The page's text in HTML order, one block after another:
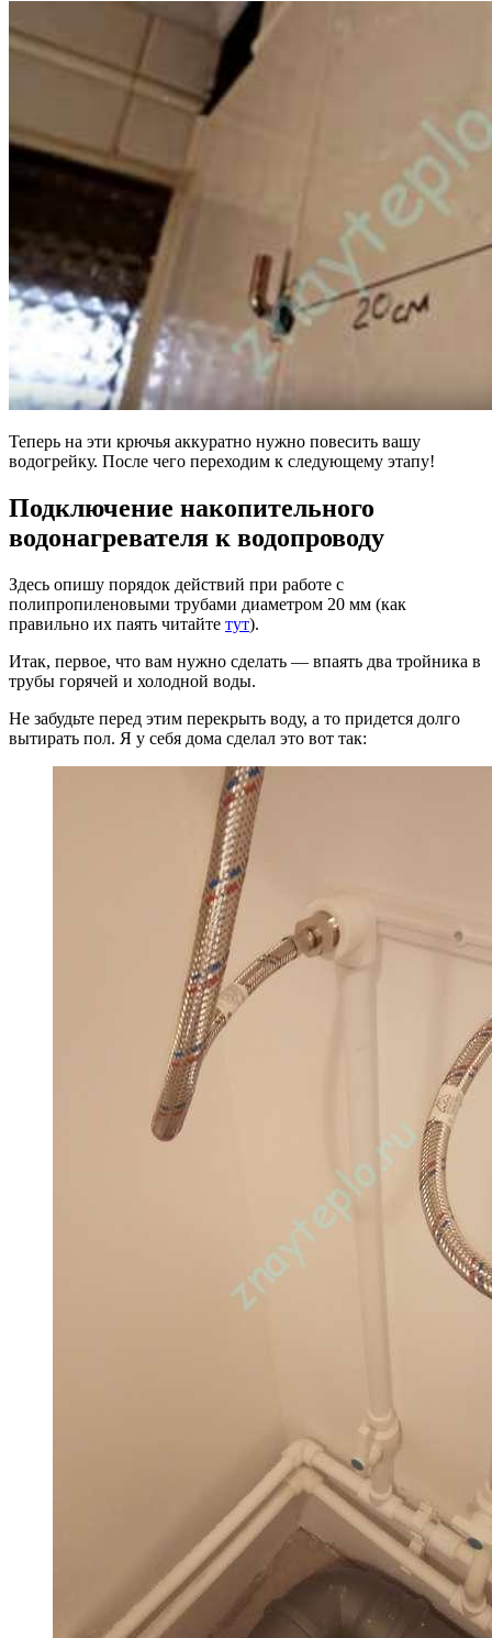
Теперь на эти крючья аккуратно нужно повесить вашу
водогрейку. После чего переходим к следующему этапу!
Подключение накопительного
водонагревателя к водопроводу
Здесь опишу порядок действий при работе с
полипропиленовыми трубами диаметром 20 мм (как
правильно их паять читайте тут).
Итак, первое, что вам нужно сделать — впаять два тройника в
трубы горячей и холодной воды.
Не забудьте перед этим перекрыть воду, а то придется долго
вытирать пол. Я у себя дома сделал это вот так: